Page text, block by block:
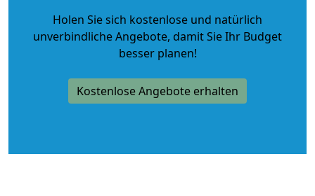
Holen Sie sich kostenlose und natürlich
unverbindliche Angebote, damit Sie Ihr Budget
besser planen!
Kostenlose Angebote erhalten